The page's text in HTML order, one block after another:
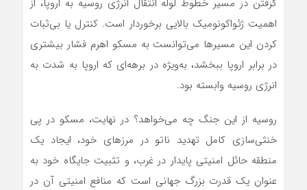
گرفتن در مسیر خطوط لوله انتقال انرژی روسیه به اروپا، از
اهمیت ژئواکونومیک بالایی برخوردار است. کنترل یا بی‌ثبات
کردن این مسیرها می‌توانست به مسکو اهرم فشار بیشتری
در برابر اروپا ببخشد، به‌ویژه در برهه‌ای که اروپا به شدت به
انرژی روسیه وابسته بود.
روسیه از این جنگ چه می‌خواهد؟ در نهایت، مسکو در پی
خنثی‌سازی کامل تهدید ناتو در مرزهای خود، ایجاد یک
منطقه حائل امنیتی پایدار در غرب، و تثبیت جایگاه خود به
عنوان یک قدرت بزرگ جهانی است که منافع امنیتی آن در